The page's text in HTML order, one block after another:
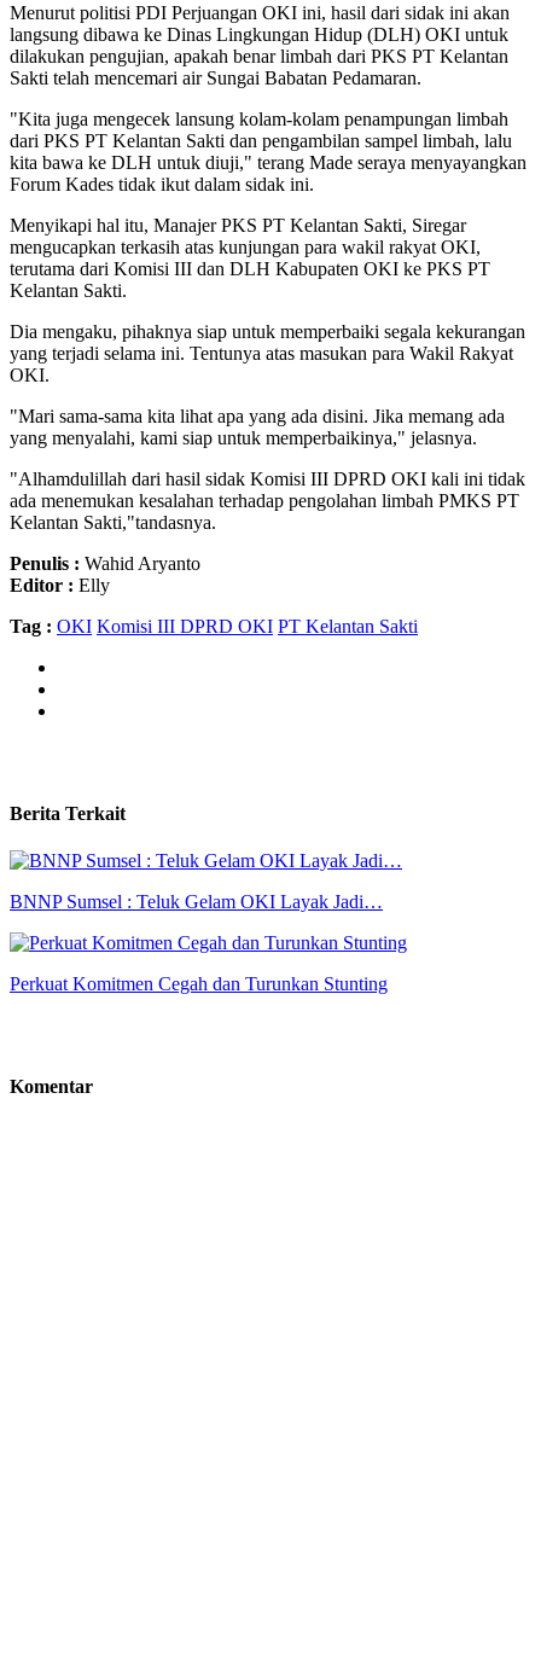
Menurut politisi PDI Perjuangan OKI ini, hasil dari sidak ini akan
langsung dibawa ke Dinas Lingkungan Hidup (DLH) OKI untuk
dilakukan pengujian, apakah benar limbah dari PKS PT Kelantan
Sakti telah mencemari air Sungai Babatan Pedamaran.
"Kita juga mengecek lansung kolam-kolam penampungan limbah
dari PKS PT Kelantan Sakti dan pengambilan sampel limbah, lalu
kita bawa ke DLH untuk diuji," terang Made seraya menyayangkan
Forum Kades tidak ikut dalam sidak ini.
Menyikapi hal itu, Manajer PKS PT Kelantan Sakti, Siregar
mengucapkan terkasih atas kunjungan para wakil rakyat OKI,
terutama dari Komisi III dan DLH Kabupaten OKI ke PKS PT
Kelantan Sakti.
Dia mengaku, pihaknya siap untuk memperbaiki segala kekurangan
yang terjadi selama ini. Tentunya atas masukan para Wakil Rakyat
OKI.
"Mari sama-sama kita lihat apa yang ada disini. Jika memang ada
yang menyalahi, kami siap untuk memperbaikinya," jelasnya.
"Alhamdulillah dari hasil sidak Komisi III DPRD OKI kali ini tidak
ada menemukan kesalahan terhadap pengolahan limbah PMKS PT
Kelantan Sakti,"tandasnya.
Penulis : Wahid Aryanto
Editor : Elly
Tag : OKI Komisi III DPRD OKI PT Kelantan Sakti
Berita Terkait
BNNP Sumsel : Teluk Gelam OKI Layak Jadi…
Perkuat Komitmen Cegah dan Turunkan Stunting
Komentar